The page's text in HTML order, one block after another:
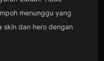
menunggu yang
skin dan hero dengan